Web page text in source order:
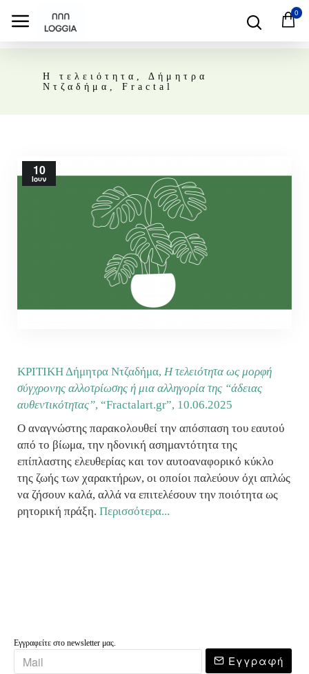
0
Η τελειότητα, Δήμητρα
Ντζαδήμα, Fractal
10
Ιουν
ΚΡΙΤΙΚΗ Δήμητρα Ντζαδήμα, Η τελειότητα ως μορφή
σύγχρονης αλλοτρίωσης ή μια αλληγορία της “άδειας
αυθεντικότητας”, “Fractalart.gr”, 10.06.2025
Ο αναγνώστης παρακολουθεί την απόσπαση του εαυτού
από το βίωμα, την ηδονική ασημαντότητα της
επίπλαστης ελευθερίας και τον αυτοαναφορικό κύκλο
της ζωής των χαρακτήρων, οι οποίοι παλεύουν όχι απλώς
να ζήσουν καλά, αλλά να επιτελέσουν την ποιότητα ως
ρητορική πράξη. Περισσότερα...
Εγγραφείτε στο newsletter μας.
Εγγραφή